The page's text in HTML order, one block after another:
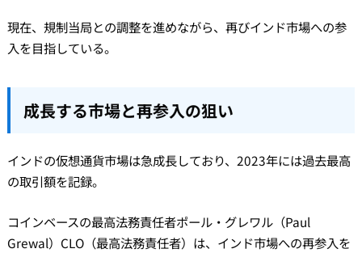
現在、規制当局との調整を進めながら、再びインド市場への参
入を目指している。
成長する市場と再参入の狙い
インドの仮想通貨市場は急成長しており、2023年には過去最高
の取引額を記録。
コインベースの最高法務責任者ポール・グレワル（Paul
Grewal）CLO（最高法務責任者）は、インド市場への再参入を